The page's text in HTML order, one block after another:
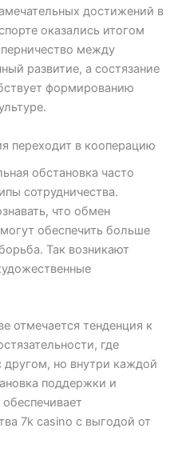
достижений в
оказались итогом
между
развитие, а состязание
формированию
переходит в кооперацию
обстановка часто
сотрудничества.
что обмен
обеспечить больше
Так возникают
отмечается тенденция к
где
но внутри каждой
поддержки и
7k casino с выгодой от